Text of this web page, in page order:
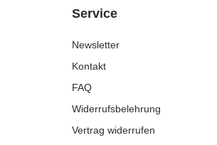
Service
Newsletter
Kontakt
FAQ
Widerrufsbelehrung
Vertrag widerrufen